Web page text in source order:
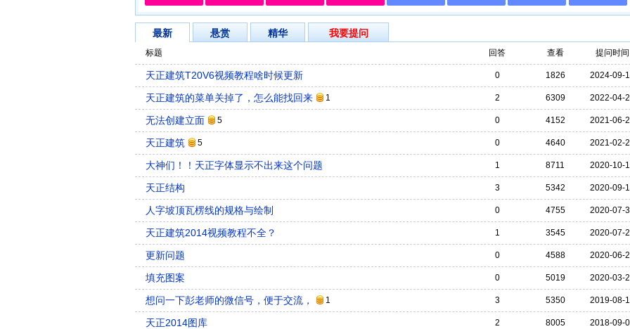
最新 悬赏 精华 我要提问
标题 提问时间
查看
回答
天正建筑T20V6视频教程啥时候更新 2024-09-
1826
0
天正建筑的菜单关掉了，怎么能找回来 1 2022-04-
6309
2
无法创建立面 5 2021-06-
4152
0
天正建筑 5 2021-02-
4640
0
大神们！！天正字体显示不出来这个问题 2020-10-
8711
1
天正结构 2020-09-
5342
3
人字坡顶瓦楞线的规格与绘制 2020-07-
4755
0
天正建筑2014视频教程不全？ 2020-07-
3545
1
更新问题 2020-06-
4588
0
填充图案 2020-03-
5019
0
想问一下彭老师的微信号，便于交流， 1 2019-08-
5350
3
天正2014图库 2018-09-
8005
2